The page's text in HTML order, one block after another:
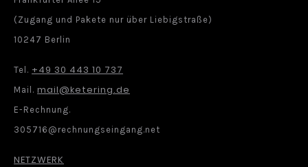
(Zugang und Pakete nur über Liebigstraße)
10247 Berlin
Tel. +49 30 443 10 737
Mail. mail@ketering.de
E-Rechnung.
305716@rechnungseingang.net
NETZWERK